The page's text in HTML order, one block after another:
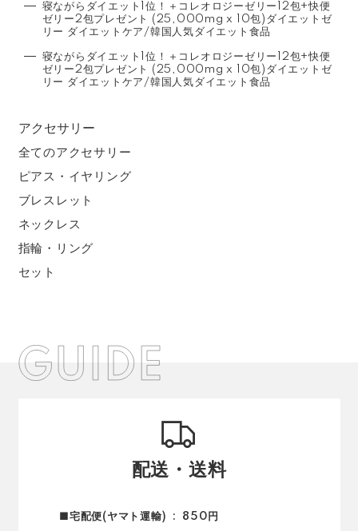
寝ながらダイエット1位！＋コレオロジーゼリー12包+快便
ゼリー2包プレゼント (25,000mg x 10包)ダイエットゼ
リー ダイエットケア/韓国人気ダイエット食品
寝ながらダイエット1位！＋コレオロジーゼリー12包+快便
ゼリー2包プレゼント (25,000mg x 10包)ダイエットゼ
リー ダイエットケア/韓国人気ダイエット食品
アクセサリー
全てのアクセサリー
ピアス・イヤリング
ブレスレット
ネックレス
指輪・リング
セット
配送・送料
■宅配便(ヤマト運輸) 850円